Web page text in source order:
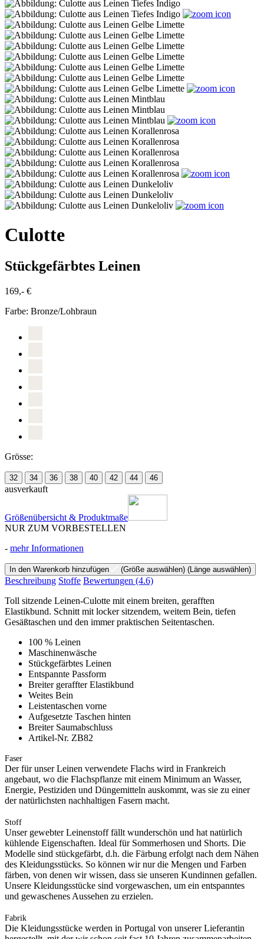
Culotte
Stückgefärbtes Leinen
169,- €
Farbe: Bronze/Lohbraun
Grösse:
32 34 36 38 40 42 44 46
ausverkauft
Größenübersicht & Produktmaße
NUR ZUM VORBESTELLEN
- mehr Informationen
In den Warenkorb hinzufügen (Größe auswählen) (Länge auswählen)
Beschreibung Stoffe Bewertungen (4.6)
Toll sitzende Leinen-Culotte mit einem breiten, gerafften
Elastikbund. Schnitt mit locker sitzendem, weitem Bein, tiefen
Gesäßtaschen und den immer praktischen Seitentaschen.
100 % Leinen
Maschinenwäsche
Stückgefärbtes Leinen
Entspannte Passform
Breiter geraffter Elastikbund
Weites Bein
Leistentaschen vorne
Aufgesetzte Taschen hinten
Breiter Saumabschluss
Artikel-Nr. ZB82
Faser
Der für unser Leinen verwendete Flachs wird in Frankreich
angebaut, wo die Flachspflanze mit einem Minimum an Wasser,
Energie, Pestiziden und Düngemitteln auskommt, was sie zu einer
der natürlichsten nachhaltigen Fasern macht.
Stoff
Unser gewebter Leinenstoff fällt wunderschön und hat natürlich
kühlende Eigenschaften. Ideal für Sommerhosen und Shorts. Die
Modelle sind stückgefärbt, d.h. die Färbung erfolgt nach dem Nähen
des Kleidungsstücks. So können wir nur die Mengen und Farben
färben, von denen wir wissen, dass sie unseren Kundinnen gefallen.
Unsere Kleidungsstücke sind vorgewaschen, um ein entspanntes
und gewaschenes Aussehen zu erzielen.
Fabrik
Die Kleidungsstücke werden in Portugal von unserer Lieferantin